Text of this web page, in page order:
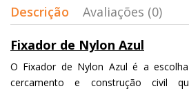
Descrição
Avaliações (0)
Fixador de Nylon Azul
O Fixador de Nylon Azul é a
cercamento e construção civil